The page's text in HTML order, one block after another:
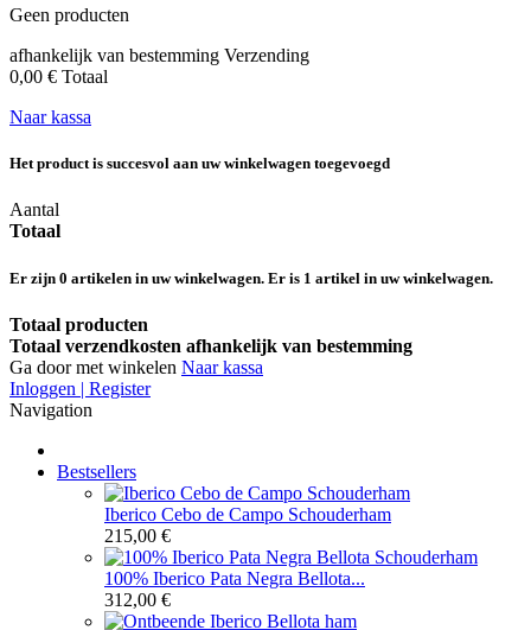
Geen producten
afhankelijk van bestemming Verzending
0,00 € Totaal
Naar kassa
Het product is succesvol aan uw winkelwagen toegevoegd
Aantal
Totaal
Er zijn 0 artikelen in uw winkelwagen. Er is 1 artikel in uw winkelwagen.
Totaal producten
Totaal verzendkosten afhankelijk van bestemming
Ga door met winkelen Naar kassa
Inloggen | Register
Navigation
Bestsellers
Iberico Cebo de Campo Schouderham
215,00 €
100% Iberico Pata Negra Bellota...
312,00 €